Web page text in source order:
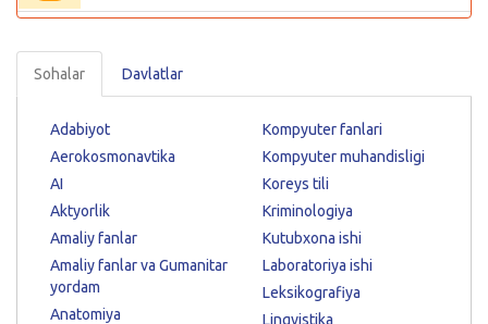
Sohalar Davlatlar
Adabiyot
Aerokosmonavtika
AI
Aktyorlik
Amaliy fanlar
Amaliy fanlar va Gumanitar
yordam
Anatomiya
Kompyuter fanlari
Kompyuter muhandisligi
Koreys tili
Kriminologiya
Kutubxona ishi
Laboratoriya ishi
Leksikografiya
Lingvistika